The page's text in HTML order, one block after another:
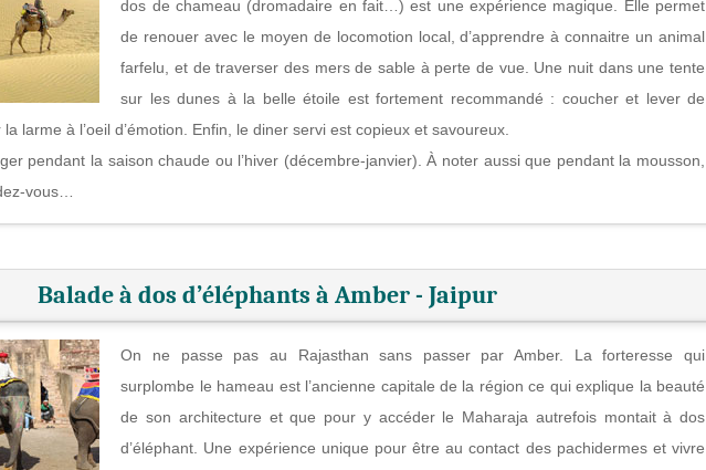
dos de chameau (dromadaire en fait…) est une expérience magique. Elle permet
de renouer avec le moyen de locomotion local, d’apprendre à connaitre un animal
farfelu, et de traverser des mers de sable à perte de vue. Une nuit dans une tente
sur les dunes à la belle étoile est fortement recommandé : coucher et lever de
larme à l’oeil d’émotion. Enfin, le diner servi est copieux et savoureux.
pendant la saison chaude ou l’hiver (décembre-janvier). À noter aussi que pendant la mousson,
vous…
Balade à dos d’éléphants à Amber - Jaipur
On ne passe pas au Rajasthan sans passer par Amber. La forteresse qui
surplombe le hameau est l’ancienne capitale de la région ce qui explique la beauté
de son architecture et que pour y accéder le Maharaja autrefois montait à dos
d’éléphant. Une expérience unique pour être au contact des pachidermes et vivre